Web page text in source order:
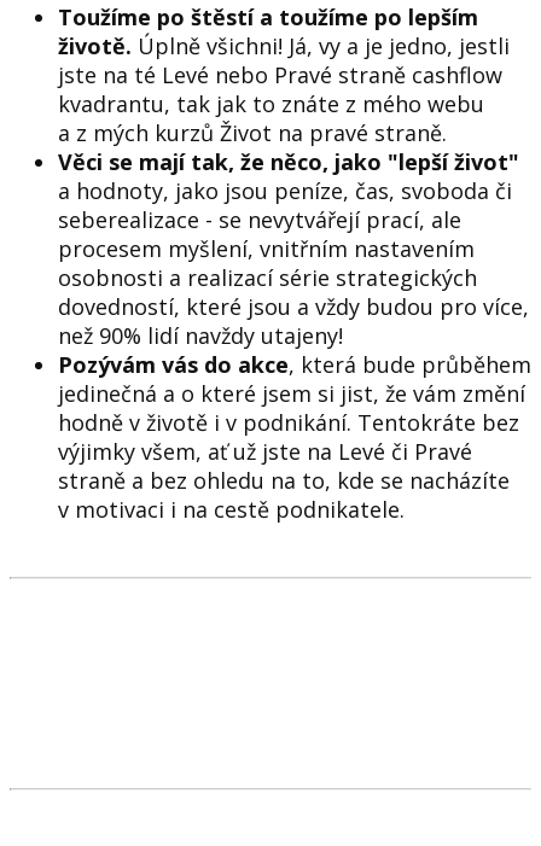
Toužíme po štěstí a toužíme po lepším
životě. Úplně všichni! Já, vy a je jedno, jestli
jste na té Levé nebo Pravé straně cashflow
kvadrantu, tak jak to znáte z mého webu
a z mých kurzů Život na pravé straně.
Věci se mají tak, že něco, jako "lepší život"
a hodnoty, jako jsou peníze, čas, svoboda či
seberealizace - se nevytvářejí prací, ale
procesem myšlení, vnitřním nastavením
osobnosti a realizací série strategických
dovedností, které jsou a vždy budou pro více,
než 90% lidí navždy utajeny!
Pozývám vás do akce, která bude průběhem
jedinečná a o které jsem si jist, že vám změní
hodně v životě i v podnikání. Tentokráte bez
výjimky všem, ať už jste na Levé či Pravé
straně a bez ohledu na to, kde se nacházíte
v motivaci i na cestě podnikatele.